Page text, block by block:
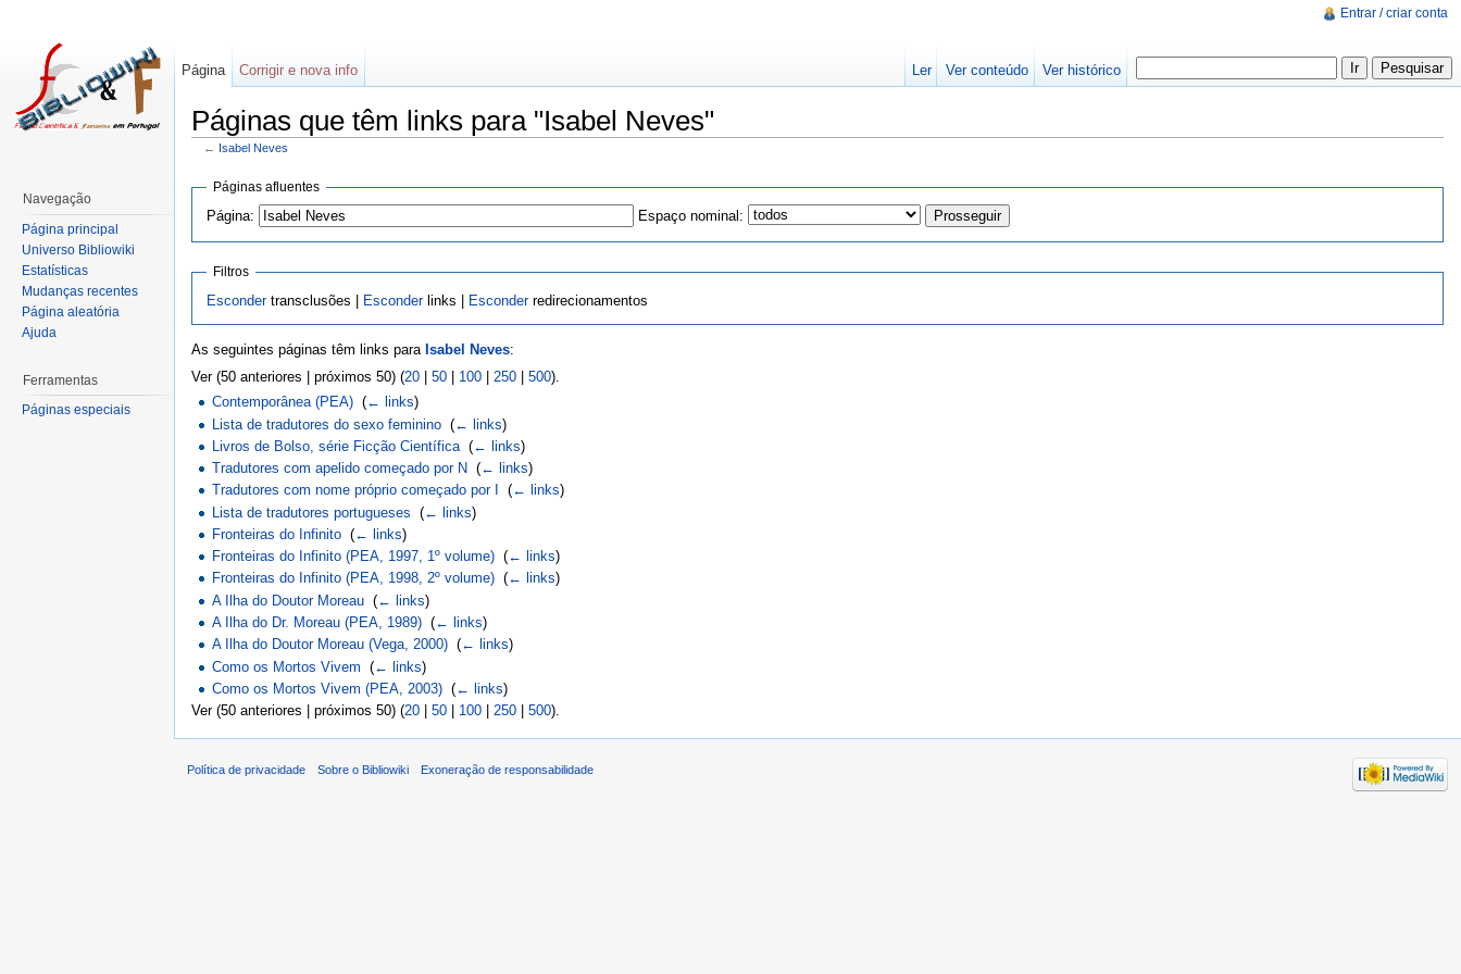
Páginas que têm links para "Isabel Neves"
← Isabel Neves
Páginas afluentes
Página: Espaço nominal:
Filtros
Escondertransclusões | Esconderlinks | Esconderredirecionamentos
As seguintes páginas têm links para Isabel Neves:
Ver (50 anteriores | próximos 50) (20 50 100 250 500).
Contemporânea (PEA) ‎(← links)
Lista de tradutores do sexo feminino ‎(← links)
Livros de Bolso, série Ficção Científica ‎(← links)
Tradutores com apelido começado por N ‎(← links)
Tradutores com nome próprio começado por I
‎(← links)
Lista de tradutores portugueses ‎(← links)
Fronteiras do Infinito ‎(← links)
Fronteiras do Infinito (PEA, 1997, 1º volume) ‎(← links)
Fronteiras do Infinito (PEA, 1998, 2º volume) ‎(← links)
A Ilha do Doutor Moreau ‎(← links)
A Ilha do Dr. Moreau (PEA, 1989) ‎(← links)
A Ilha do Doutor Moreau (Vega, 2000) ‎(← links)
Como os Mortos Vivem ‎(← links)
Como os Mortos Vivem (PEA, 2003) ‎(← links)
Ver (50 anteriores | próximos 50) (20 50 100 250 500).
Entrar / criar conta
Página Corrigir e nova info Ler Ver conteúdo Ver histórico
Navegação
Página principal
Universo Bibliowiki
Estatísticas
Mudanças recentes
Página aleatória
Ajuda
Ferramentas
Páginas especiais
Política de privacidade Sobre o Bibliowiki Exoneração de responsabilidade